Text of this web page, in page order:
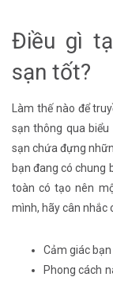
Điều gì
sạn tốt?
Làm thế nào để
sạn thông qua
sạn chứa đựng
bạn đang có chung
toàn có tạo nên
mình, hãy cân nhắc
Cảm giác
Phong cách